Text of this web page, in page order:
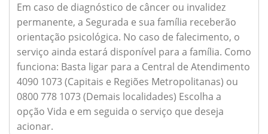
Em caso de diagnóstico de câncer ou invalidez
permanente, a Segurada e sua família receberão
orientação psicológica. No caso de falecimento, o
serviço ainda estará disponível para a família. Como
funciona: Basta ligar para a Central de Atendimento
4090 1073 (Capitais e Regiões Metropolitanas) ou
0800 778 1073 (Demais localidades) Escolha a
opção Vida e em seguida o serviço que deseja
acionar.